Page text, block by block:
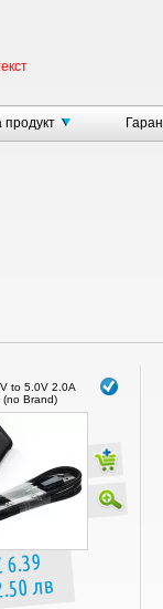
10.5W
USB (2.1A + 1A)
продукт
to 5.0V 2.0A
(no Brand)
6.39
лв